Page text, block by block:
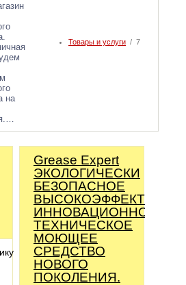
на
Товары и услуги / 7
Grease Expert
ЭКОЛОГИЧЕСКИ
БЕЗОПАСНОЕ
ИННОВАЦИОННОЕ
ТЕХНИЧЕСКОЕ
МОЮЩЕЕ
СРЕДСТВО
НОВОГО
ПОКОЛЕНИЯ.